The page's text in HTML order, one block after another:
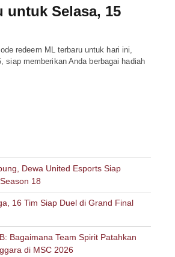
untuk Selasa, 15
redeem ML terbaru untuk hari ini,
siap memberikan Anda berbagai hadiah
Dewa United Esports Siap
18
16 Tim Siap Duel di Grand Final
Bagaimana Team Spirit Patahkan
di MSC 2026